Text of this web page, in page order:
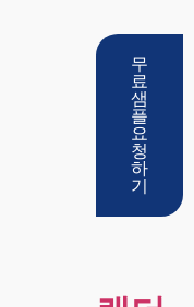
무
료
샘
플
요
청
하
기